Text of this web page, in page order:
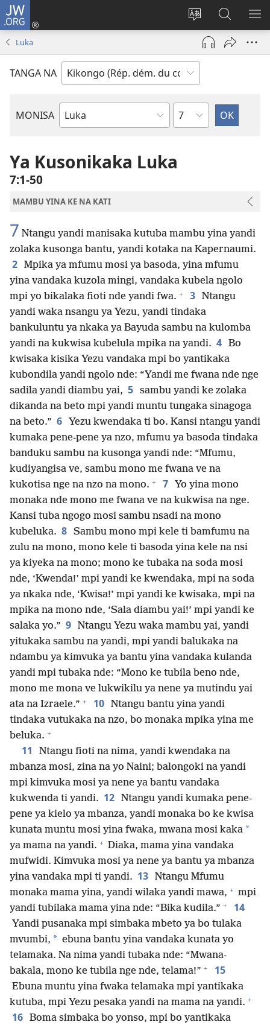
JW.ORG
Soba
ndinga
ya
site
yai
Kukota
(ke
kangula
ya
mpa)
Kusosa
na
JW.ORG
Luka
TANGA NA
MONISA
Mikanda
Kapu
Ya Kusonikaka Luka
7:1-50
MAMBU YINA KE NA KATI
7 Ntangu yandi manisaka kutuba mambu yina yandi
zolaka kusonga bantu, yandi kotaka na Kapernaumi.
2 Mpika ya mfumu mosi ya basoda, yina mfumu
yina vandaka kuzola mingi, vandaka kubela ngolo
mpi yo bikalaka fioti nde yandi fwa. + 3 Ntangu
yandi waka nsangu ya Yezu, yandi tindaka
bankuluntu ya nkaka ya Bayuda sambu na kulomba
yandi na kukwisa kubelula mpika na yandi. 4 Bo
kwisaka kisika Yezu vandaka mpi bo yantikaka
kubondila yandi ngolo nde: “Yandi me fwana nde nge
sadila yandi diambu yai, 5 sambu yandi ke zolaka
dikanda na beto mpi yandi muntu tungaka sinagoga
na beto.” 6
Yezu kwendaka ti bo. Kansi ntangu yandi
kumaka pene-pene ya nzo, mfumu ya basoda tindaka
banduku sambu na kusonga yandi nde: “Mfumu,
kudiyangisa ve, sambu mono me fwana ve na
kukotisa nge na nzo na mono. + 7
Yo yina mono
monaka nde mono me fwana ve na kukwisa na nge.
Kansi tuba ngogo mosi sambu nsadi na mono
kubeluka. 8 Sambu mono mpi kele ti bamfumu na
zulu na mono, mono kele ti basoda yina kele na nsi
ya kiyeka na mono; mono ke tubaka na soda mosi
nde, ‘Kwenda!’ mpi yandi ke kwendaka, mpi na soda
ya nkaka nde, ‘Kwisa!’ mpi yandi ke kwisaka, mpi na
mpika na mono nde, ‘Sala diambu yai!’ mpi yandi ke
salaka yo.” 9 Ntangu Yezu waka mambu yai, yandi
yitukaka sambu na yandi, mpi yandi balukaka na
ndambu ya kimvuka ya bantu yina vandaka kulanda
yandi mpi tubaka nde: “Mono ke tubila beno nde,
mono me mona ve lukwikilu ya nene ya mutindu yai
ata na Izraele.” + 10 Ntangu bantu yina yandi
tindaka vutukaka na nzo, bo monaka mpika yina me
beluka. +
11
Ntangu fioti na nima, yandi kwendaka na
mbanza mosi, zina na yo Naini; balongoki na yandi
mpi kimvuka mosi ya nene ya bantu vandaka
kukwenda ti yandi. 12 Ntangu yandi kumaka pene-
pene ya kielo ya mbanza, yandi monaka bo ke kwisa
kunata muntu mosi yina fwaka, mwana mosi kaka *
ya mama na yandi. + Diaka, mama yina vandaka
mufwidi. Kimvuka mosi ya nene ya bantu ya mbanza
yina vandaka mpi ti yandi. 13 Ntangu Mfumu
monaka mama yina, yandi wilaka yandi mawa, + mpi
yandi tubilaka mama yina nde: “Bika kudila.” + 14
Yandi pusanaka mpi simbaka mbeto ya bo tulaka
mvumbi, * ebuna bantu yina vandaka kunata yo
telamaka. Na nima yandi tubaka nde: “Mwana-
bakala, mono ke tubila nge nde, telama!” + 15
Ebuna muntu yina fwaka telamaka mpi yantikaka
kutuba, mpi Yezu pesaka yandi na mama na yandi. +
16 Boma simbaka bo yonso, mpi bo yantikaka